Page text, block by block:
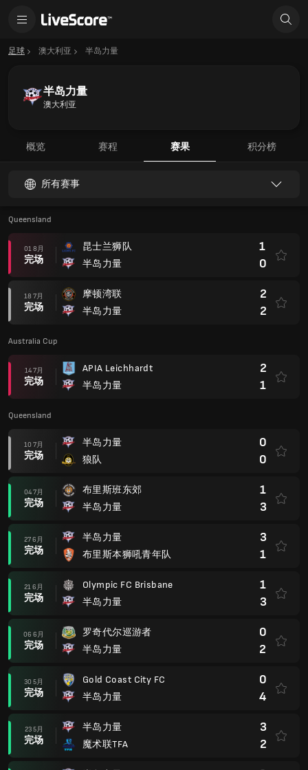
足球 澳大利亚 半岛力量
半岛力量
澳大利亚
概览 赛程 赛果 积分榜
所有赛事
Queensland
01 8月
完场
昆士兰狮队
半岛力量
1
0
18 7月
完场
摩顿湾联
半岛力量
2
2
Australia Cup
14 7月
完场
APIA Leichhardt
半岛力量
2
1
Queensland
10 7月
完场
半岛力量
狼队
0
0
04 7月
完场
布里斯班东郊
半岛力量
1
3
27 6月
完场
半岛力量
布里斯本狮吼青年队
3
1
21 6月
完场
Olympic FC Brisbane
半岛力量
1
3
06 6月
完场
罗奇代尔巡游者
半岛力量
0
2
30 5月
完场
Gold Coast City FC
半岛力量
0
4
23 5月
完场
半岛力量
魔术联TFA
3
2